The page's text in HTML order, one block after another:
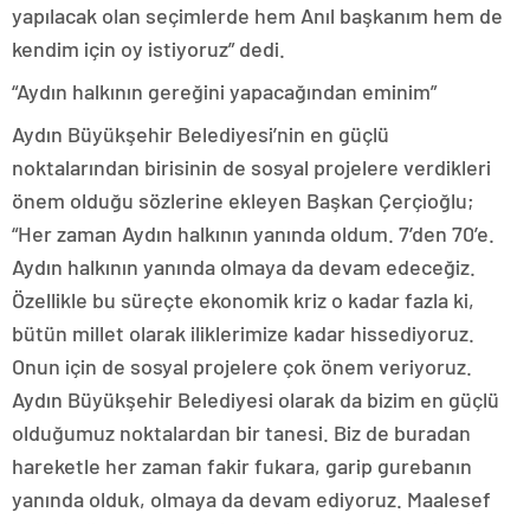
yapılacak olan seçimlerde hem Anıl başkanım hem de
kendim için oy istiyoruz” dedi.
“Aydın halkının gereğini yapacağından eminim”
Aydın Büyükşehir Belediyesi’nin en güçlü
noktalarından birisinin de sosyal projelere verdikleri
önem olduğu sözlerine ekleyen Başkan Çerçioğlu;
“Her zaman Aydın halkının yanında oldum. 7’den 70’e.
Aydın halkının yanında olmaya da devam edeceğiz.
Özellikle bu süreçte ekonomik kriz o kadar fazla ki,
bütün millet olarak iliklerimize kadar hissediyoruz.
Onun için de sosyal projelere çok önem veriyoruz.
Aydın Büyükşehir Belediyesi olarak da bizim en güçlü
olduğumuz noktalardan bir tanesi. Biz de buradan
hareketle her zaman fakir fukara, garip gurebanın
yanında olduk, olmaya da devam ediyoruz. Maalesef